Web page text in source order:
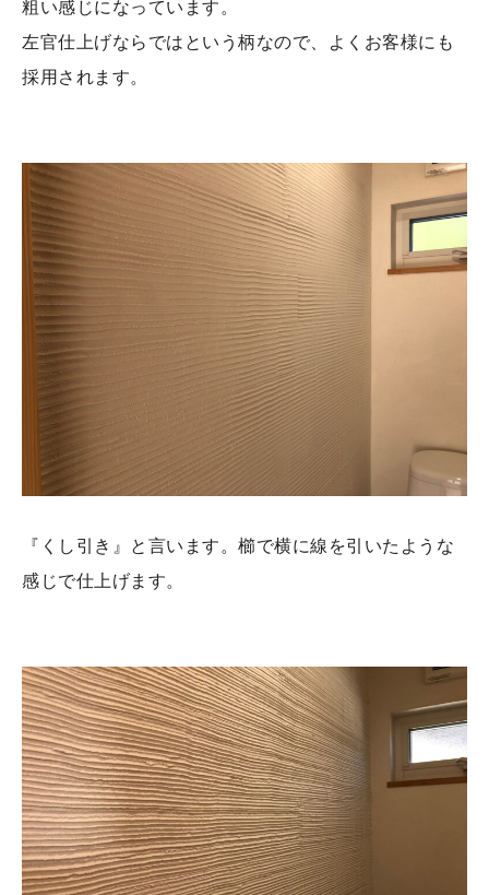
粗い感じになっています。
左官仕上げならではという柄なので、よくお客様にも
採用されます。
『くし引き』と言います。櫛で横に線を引いたような
感じで仕上げます。